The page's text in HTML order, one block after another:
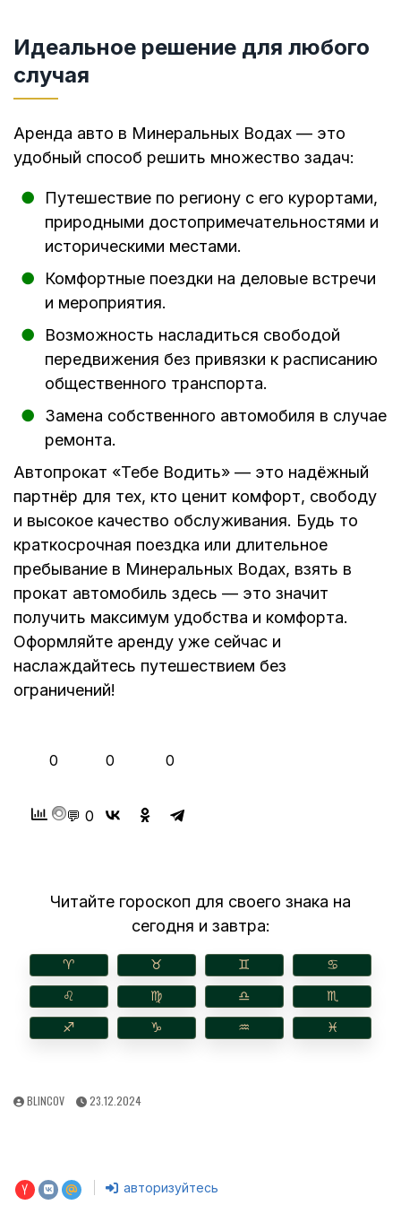
Идеальное решение для любого
случая
Аренда авто в Минеральных Водах — это
удобный способ решить множество задач:
Путешествие по региону с его курортами,
природными достопримечательностями и
историческими местами.
Комфортные поездки на деловые встречи
и мероприятия.
Возможность насладиться свободой
передвижения без привязки к расписанию
общественного транспорта.
Замена собственного автомобиля в случае
ремонта.
Автопрокат «Тебе Водить» — это надёжный
партнёр для тех, кто ценит комфорт, свободу
и высокое качество обслуживания. Будь то
краткосрочная поездка или длительное
пребывание в Минеральных Водах, взять в
прокат автомобиль здесь — это значит
получить максимум удобства и комфорта.
Оформляйте аренду уже сейчас и
наслаждайтесь путешествием без
ограничений!
0 0 0
💬 0
Читайте гороскоп для своего знака на
сегодня и завтра:
♈︎ ♉︎ ♊︎ ♋︎
♌︎ ♍︎ ♎︎ ♏︎
♐︎ ♑︎ ♒︎ ♓︎
AUTHOR:
BLINCOV
PUBLISHED
23.12.2024
авторизуйтесь